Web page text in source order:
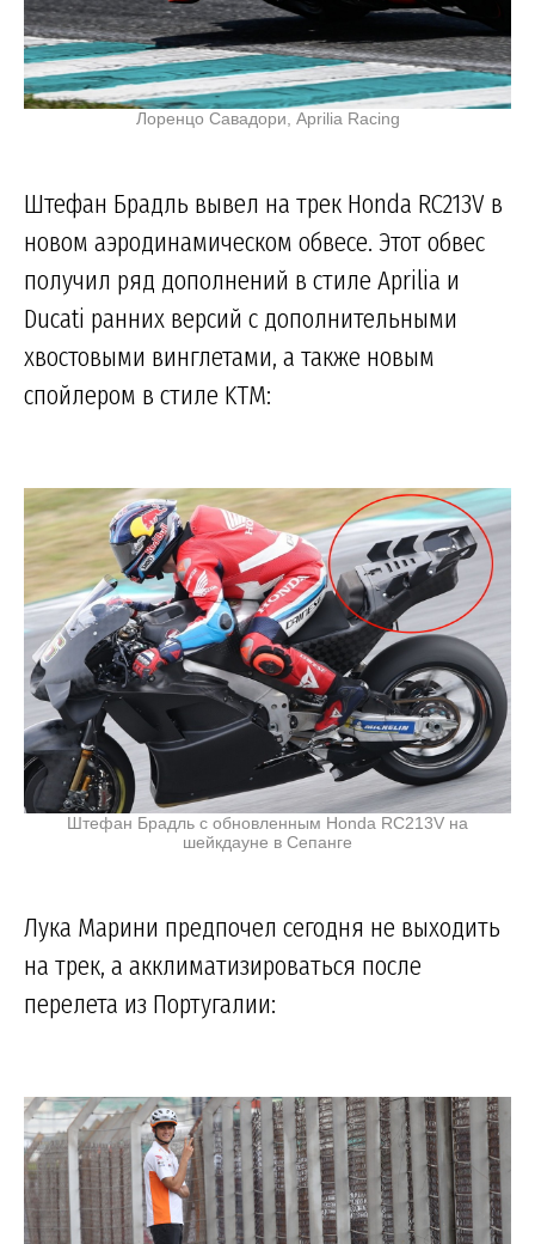
Лоренцо Савадори, Aprilia Racing
Штефан Брадль вывел на трек Honda RC213V в
новом аэродинамическом обвесе. Этот обвес
получил ряд дополнений в стиле Aprilia и
Ducati ранних версий с дополнительными
хвостовыми винглетами, а также новым
спойлером в стиле KTM:
Штефан Брадль с обновленным Honda RC213V на
шейкдауне в Сепанге
Лука Марини предпочел сегодня не выходить
на трек, а акклиматизироваться после
перелета из Португалии: